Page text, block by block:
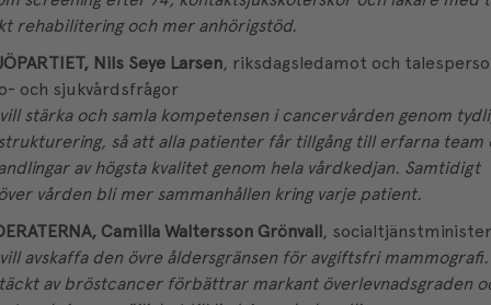
rehabilitering och mer anhörigstöd.
Nils Seye Larsen, riksdagsledamot och
och sjukvårdsfrågor
vill stärka och samla kompetensen i cancervården genom
så att alla patienter får tillgång till erfarna team
av högsta kvalitet genom hela vårdkedjan. Samtidigt
vården bli mer sammanhållen kring varje patient.
Camilla Waltersson Grönvall, socialtjänstminister
vill avskaffa den övre åldersgränsen för avgiftsfri
av bröstcancer förbättrar markant överlevnadsgraden
att räkna och spåra sidvisningar.
fungerar.
Google LLC
.doubleclick.net
1 år
information om hur
webbplatsen och eventuell
Google LLC
.brostcancerforbundet.se
månader
Denna cookie ställs in av
information om hur
webbplatsen och eventuell
slutanvändaren kan ha sett innan
nämnda webbplats.
Pinterest Inc.
.brostcancerforbundet.se
1 år
Registrerar ett unikt ID som
igen användaren. Används för